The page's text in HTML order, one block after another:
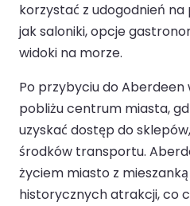
korzystać z udogodnień na
jak saloniki, opcje
widoki na morze.
Po przybyciu do Aberdeen
pobliżu centrum miasta,
uzyskać dostęp do
środków transportu.
życiem miasto z
historycznych atrakcji, co